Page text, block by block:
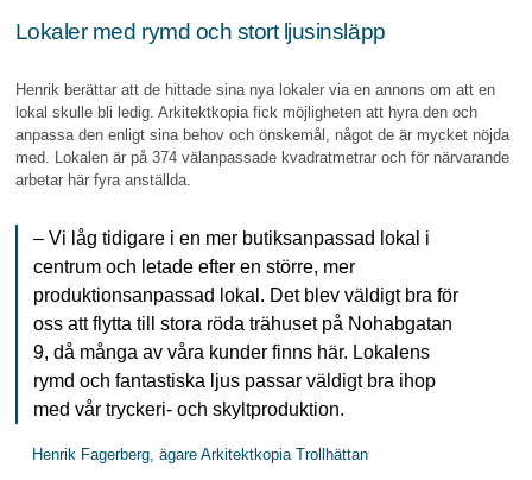
Lokaler med rymd och stort ljusinsläpp
Henrik berättar att de hittade sina nya lokaler via en annons om att en
lokal skulle bli ledig. Arkitektkopia fick möjligheten att hyra den och
anpassa den enligt sina behov och önskemål, något de är mycket nöjda
med. Lokalen är på 374 välanpassade kvadratmetrar och för närvarande
arbetar här fyra anställda.
– Vi låg tidigare i en mer butiksanpassad lokal i
centrum och letade efter en större, mer
produktionsanpassad lokal. Det blev väldigt bra för
oss att flytta till stora röda trähuset på Nohabgatan
9, då många av våra kunder finns här. Lokalens
rymd och fantastiska ljus passar väldigt bra ihop
med vår tryckeri- och skyltproduktion.
Henrik Fagerberg, ägare Arkitektkopia Trollhättan